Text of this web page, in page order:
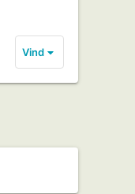
Vind